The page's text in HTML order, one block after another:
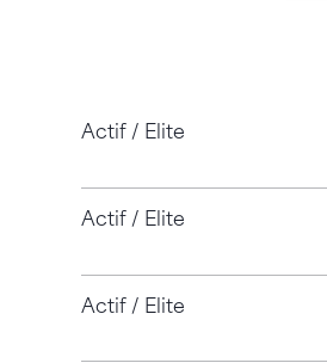
Actif / Elite
Actif / Elite
Actif / Elite